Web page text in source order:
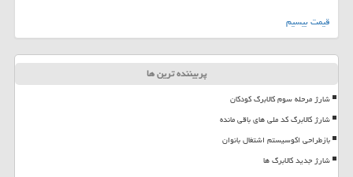
قیمت بیسیم
پربیننده ترین ها
شارژ مرحله سوم کالابرگ کودکان
شارژ کالابرگ کد ملی های باقی مانده
بازطراحی اکوسیستم اشتغال بانوان
شارژ جدید کالابرگ ها